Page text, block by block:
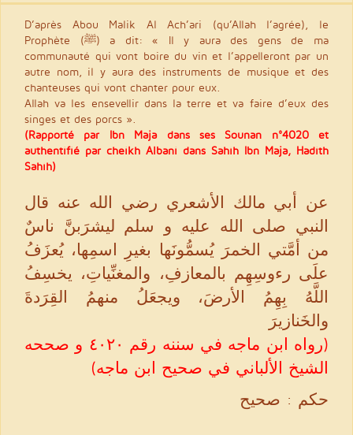
D’après Abou Malik Al Ach’ari (qu’Allah l’agrée), le
Prophète (ﷺ) a dit: « Il y aura des gens de ma
communauté qui vont boire du vin et l’appelleront par un
autre nom, il y aura des instruments de musique et des
chanteuses qui vont chanter pour eux.
Allah va les ensevellir dans la terre et va faire d’eux des
singes et des porcs ».
(Rapporté par Ibn Maja dans ses Sounan n°4020 et
authentifié par cheikh Albani dans Sahîh Ibn Maja, Hadith
Sahîh)
عن أبي مالك الأشعري رضي الله عنه قال
النبي صلى الله عليه و سلم ليشرَبنَّ ناسٌ
من أمَّتي الخمرَ يُسمُّونَها بغيرِ اسمِها، يُعزَفُ
علَى رءوسِهِم بالمعازفِ، والمغنِّياتِ، يخسِفُ
اللَّهُ بِهِمُ الأرضَ، ويجعَلُ منهمُ القِرَدةَ
والخَنازيرَ
(رواه ابن ماجه في سننه رقم ٤٠٢٠ و صححه
الشيخ الألباني في صحيح ابن ماجه)
حكم : صحيح